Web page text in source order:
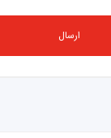
ارسال